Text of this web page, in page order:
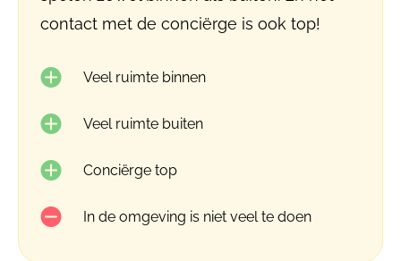
contact met de conciërge is ook top!
Veel ruimte binnen
Veel ruimte buiten
Conciërge top
In de omgeving is niet veel te doen